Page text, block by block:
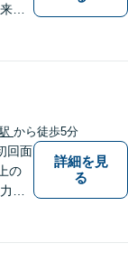
を
日
根
から徒歩5分
回面
の
し
詳細を見
る